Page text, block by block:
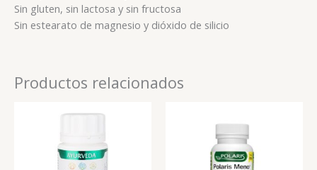
Sin gluten, sin lactosa y sin fructosa
Sin estearato de magnesio y dióxido de silicio
Productos relacionados